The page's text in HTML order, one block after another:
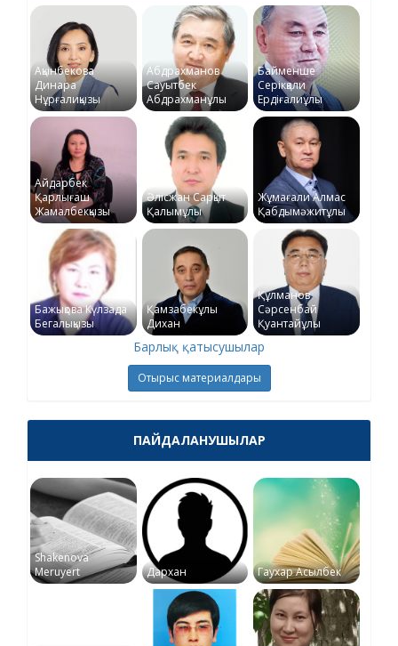
Ақынбекова
Динара
Нұрғалиқызы
Абдрахманов
Сауытбек
Абдрахманұлы
Байменше
Серікқали
Ердіғалиұлы
Айдарбек
Қарлығаш
Жамалбекқызы
Әлісжан Сарқыт
Қалымұлы
Жұмағали Алмас
Қабдымәжитұлы
Бажықова Күлзада
Бегалықызы
Қамзабекұлы
Дихан
Құлманов
Сәрсенбай
Қуантайұлы
Барлық қатысушылар
Отырыс материалдары
ПАЙДАЛАНУШЫЛАР
Shakenova
Meruyert
Дархан Гаухар Асылбек